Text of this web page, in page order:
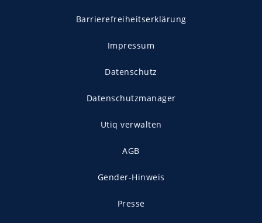
Barrierefreiheitserklärung
Impressum
Datenschutz
Datenschutzmanager
Utiq verwalten
AGB
Gender-Hinweis
Presse